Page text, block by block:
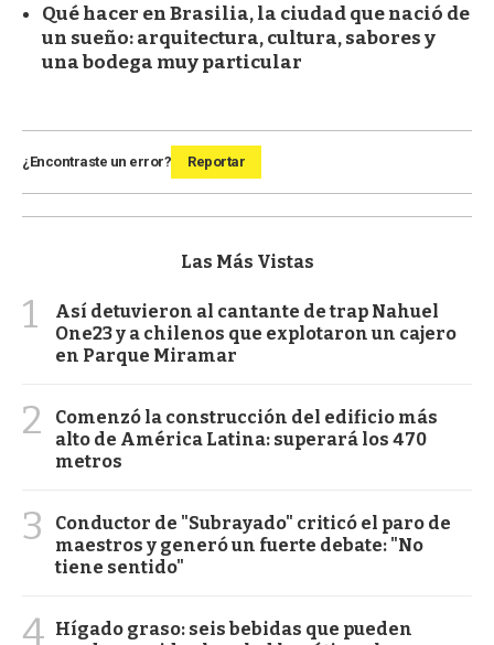
Qué hacer en Brasilia, la ciudad que nació de
un sueño: arquitectura, cultura, sabores y
una bodega muy particular
¿Encontraste un error? Reportar
Las Más Vistas
1
Así detuvieron al cantante de trap Nahuel
One23 y a chilenos que explotaron un cajero
en Parque Miramar
2
Comenzó la construcción del edificio más
alto de América Latina: superará los 470
metros
3
Conductor de "Subrayado" criticó el paro de
maestros y generó un fuerte debate: "No
tiene sentido"
4 Hígado graso: seis bebidas que pueden